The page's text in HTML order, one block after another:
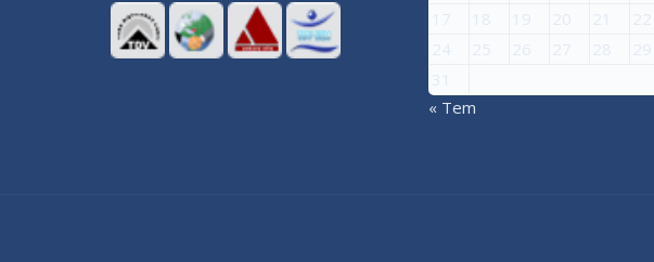
17
18 19 20 21 22
24
25 26 27 28 29
31
« Tem